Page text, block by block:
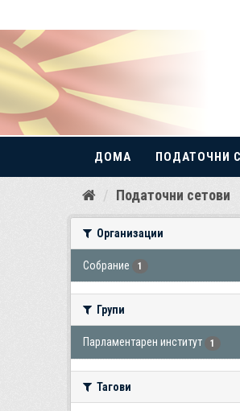
Прескокнете
ДОМА ПОДАТОЧНИ
Податочни сетови
Организации
Собрание 1
Групи
Парламентарен институт 1
Тагови